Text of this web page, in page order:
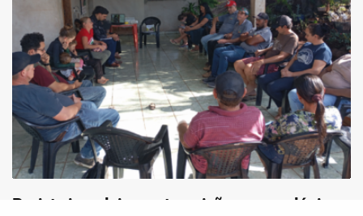
Projeto impulsiona a transição agroecológica